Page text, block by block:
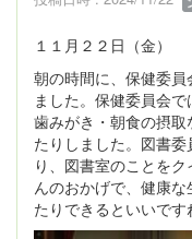
１１月２２日（金）
朝の時間に、保健委
ました。保健委員会
歯みがき・朝食の摂
たりしました。図書
り、図書室のことを
んのおかげで、健康
たりできるといいです